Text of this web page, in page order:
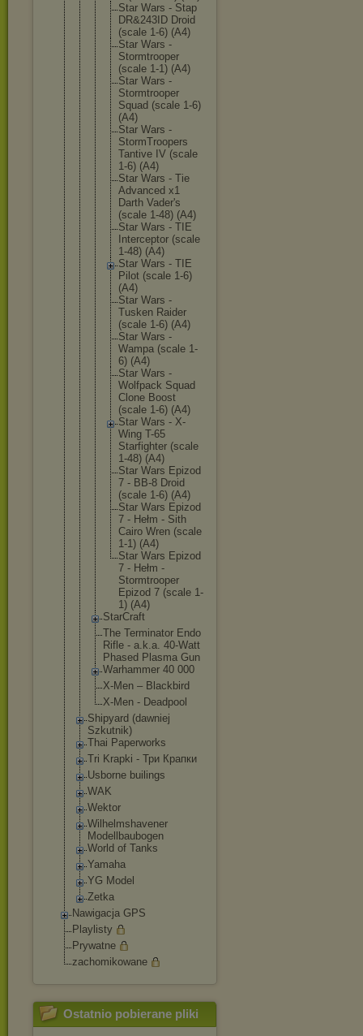
Star Wars - Stap
DR&243ID Droid
(scale 1-6) (A4)
Star Wars -
Stormtrooper
(scale 1-1) (A4)
Star Wars -
Stormtrooper
Squad (scale 1-6)
(A4)
Star Wars -
StormTroopers
Tantive IV (scale
1-6) (A4)
Star Wars - Tie
Advanced x1
Darth Vader's
(scale 1-48) (A4)
Star Wars - TIE
Interceptor (scale
1-48) (A4)
Star Wars - TIE
Pilot (scale 1-6)
(A4)
Star Wars -
Tusken Raider
(scale 1-6) (A4)
Star Wars -
Wampa (scale 1-
6) (A4)
Star Wars -
Wolfpack Squad
Clone Boost
(scale 1-6) (A4)
Star Wars - X-
Wing T-65
Starfighter (scale
1-48) (A4)
Star Wars Epizod
7 - BB-8 Droid
(scale 1-6) (A4)
Star Wars Epizod
7 - Hełm - Sith
Cairo Wren (scale
1-1) (A4)
Star Wars Epizod
7 - Hełm -
Stormtrooper
Epizod 7 (scale 1-
1) (A4)
StarCraft
The Terminator Endo
Rifle - a.k.a. 40-Watt
Phased Plasma Gun
Warhammer 40 000
X-Men – Blackbird
X-Men - Deadpool
Shipyard (dawniej
Szkutnik)
Thai Paperworks
Tri Krapki - Три Крапки
Usborne builings
WAK
Wektor
Wilhelmshavener
Modellbaubogen
World of Tanks
Yamaha
YG Model
Zetka
Nawigacja GPS
Playlisty
Prywatne
zachomikowane
Ostatnio pobierane pliki